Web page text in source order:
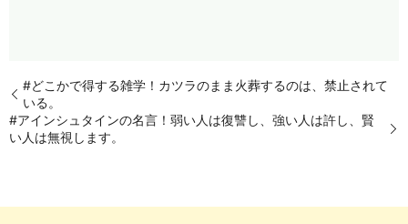
#どこかで得する雑学！カツラのまま火葬するのは、禁止されて
いる。
#アインシュタインの名言！弱い人は復讐し、強い人は許し、賢
い人は無視します。